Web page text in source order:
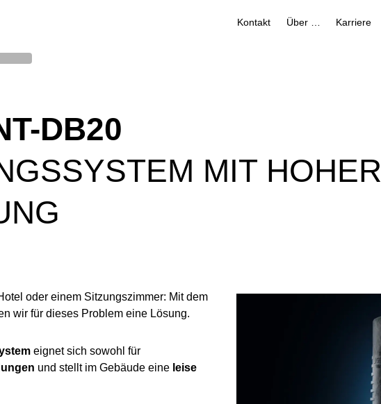
Kontakt Karriere
DB20
MIT HOHER
oder einem Sitzungszimmer: Mit dem
wir für dieses Problem eine Lösung.
eignet sich sowohl für
und stellt im Gebäude eine leise